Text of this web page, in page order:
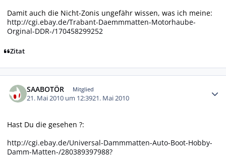
Damit auch die Nicht-Zonis ungefähr wissen, was ich meine:
http://cgi.ebay.de/Trabant-Daemmmatten-Motorhaube-
Orginal-DDR-/170458299252
Zitat
SAABOTÖR Mitglied
21. Mai 2010 um 12:3921. Mai 2010
Hast Du die gesehen ?:
http://cgi.ebay.de/Universal-Dammmatten-Auto-Boot-Hobby-
Damm-Matten-/280389397988?